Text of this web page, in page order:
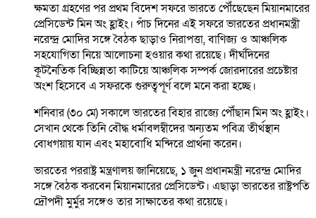
ক্ষমতা গ্রহণের পর প্রথম বিদেশ সফরে ভারতে পৌঁছেছেন মিয়ানমারের
প্রেসিডেন্ট মিন অং হ্লাইং। পাঁচ দিনের এই সফরে ভারতের প্রধানমন্ত্রী
নরেন্দ্র মোদির সঙ্গে বৈঠক ছাড়াও নিরাপত্তা, বাণিজ্য ও আঞ্চলিক
সহযোগিতা নিয়ে আলোচনা হওয়ার কথা রয়েছে। দীর্ঘদিনের
কূটনৈতিক বিচ্ছিন্নতা কাটিয়ে আঞ্চলিক সম্পর্ক জোরদারের প্রচেষ্টার
অংশ হিসেবে এ সফরকে গুরুত্বপূর্ণ বলে মনে করা হচ্ছে।
শনিবার (৩০ মে) সকালে ভারতের বিহার রাজ্যে পৌঁছান মিন অং হ্লাইং।
সেখান থেকে তিনি বৌদ্ধ ধর্মাবলম্বীদের অন্যতম পবিত্র তীর্থস্থান
বোধগয়ায় যান এবং মহাবোধি মন্দিরে প্রার্থনা করেন।
ভারতের পররাষ্ট্র মন্ত্রণালয় জানিয়েছে, ১ জুন প্রধানমন্ত্রী নরেন্দ্র মোদির
সঙ্গে বৈঠক করবেন মিয়ানমারের প্রেসিডেন্ট। এছাড়া ভারতের রাষ্ট্রপতি
দ্রৌপদী মুর্মুর সঙ্গেও তার সাক্ষাতের কথা রয়েছে।